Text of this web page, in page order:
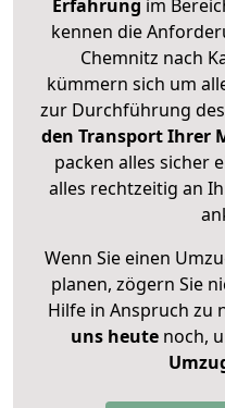
Erfahrung im
kennen die
Chemnitz nach
kümmern sich um
zur Durchführung
den Transport Ihrer
packen alles sicher
alles rechtzeitig an
Wenn Sie einen
planen, zögern Sie
Hilfe in Anspruch zu
uns heutenoch,